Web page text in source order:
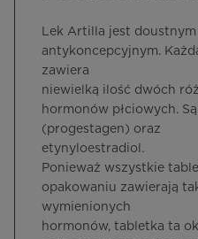
Lek Artilla jest doustnym
antykoncepcyjnym.
zawiera
niewielką ilość dwóch
hormonów płciowych.
(progestagen) oraz
etynyloestradiol.
Ponieważ wszystkie
opakowaniu zawierają
wymienionych
hormonów, tabletka ta